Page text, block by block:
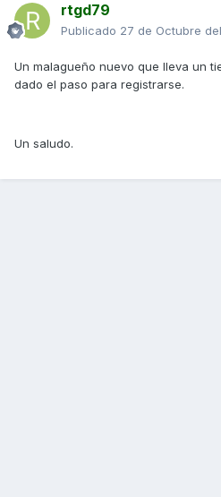
rtgd79
Publicado 27 de Octubre del
Un malagueño nuevo que lleva un
dado el paso para registrarse.
Un saludo.